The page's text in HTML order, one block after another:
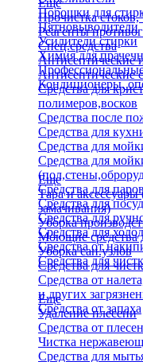
Порошки для
Пятновыводители
Усилители стирки
Химия для
Кондиционеры,
Еще
Прочистка стоков,
Реагенты
Спец.средства
Антисептические
Антисептические
Средства для
полимеров,восков
Средства после
Средства для
Средства для
Средства для
Средства для
Средства для
Средства для
Средства для
Средства от
Средства для
Еще
Тара и
замачивания)
Уборка
Моющие средства
Уборка сан.узлов
Средства для
Средства от
и других
Средства от запаха
Еще
Удаление плесени
Средства от
Чистка
Средства для